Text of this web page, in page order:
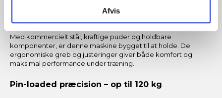
Afvis
Bygget til professionelle – og dem der vil
Med kommercielt stål, kraftige puder og holdbare
komponenter, er denne maskine bygget til at holde. De
ergonomiske greb og justeringer giver både komfort og
maksimal performance under træning.
Pin-loaded præcision – op til 120 kg